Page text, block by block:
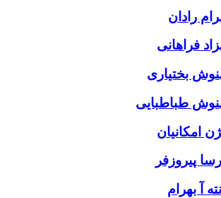
رادان
فراهانی
بختیاری
طباطبایی
امکانیان
پیروزفر
آ بهرام